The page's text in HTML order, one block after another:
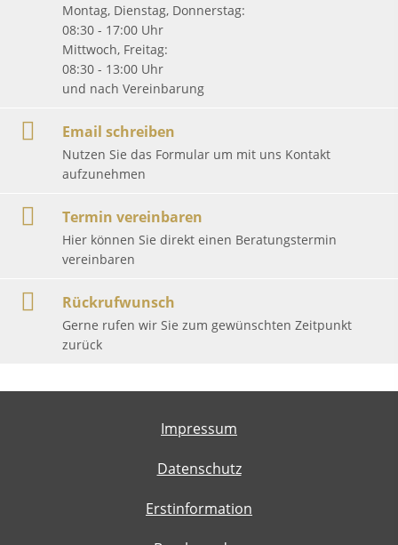
Montag, Dienstag, Donnerstag:
08:30 - 17:00 Uhr
Mittwoch, Freitag:
08:30 - 13:00 Uhr
und nach Vereinbarung
Email schreiben
Nutzen Sie das Formular um mit uns Kontakt
aufzunehmen
Termin vereinbaren
Hier können Sie direkt einen Beratungstermin
vereinbaren
Rückrufwunsch
Gerne rufen wir Sie zum gewünschten Zeitpunkt
zurück
Impressum
Datenschutz
Erstinformation